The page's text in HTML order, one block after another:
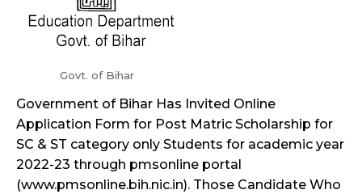
Govt. of Bihar
Government of Bihar Has Invited Online
Application Form for Post Matric Scholarship for
SC & ST category only Students for academic year
2022-23 through pmsonline portal
(www.pmsonline.bih.nic.in). Those Candidate Who